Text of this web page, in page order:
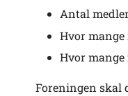
Antal
Hvor
Hvor
Foreningen skal